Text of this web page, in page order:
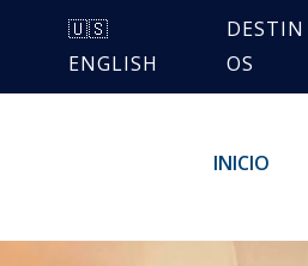
🇺🇸
ENGLISH
DESTIN
OS
INICIO